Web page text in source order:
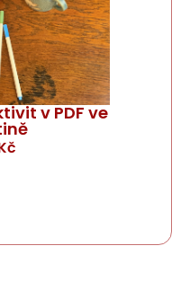
v PDF ve